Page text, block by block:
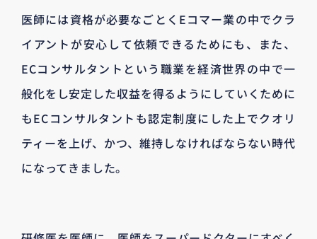
医師には資格が必要なごとくEコマー業の中でクラ
イアントが安心して依頼できるためにも、また、
ECコンサルタントという職業を経済世界の中で一
般化をし安定した収益を得るようにしていくために
もECコンサルタントも認定制度にした上でクオリ
ティーを上げ、かつ、維持しなければならない時代
になってきました。